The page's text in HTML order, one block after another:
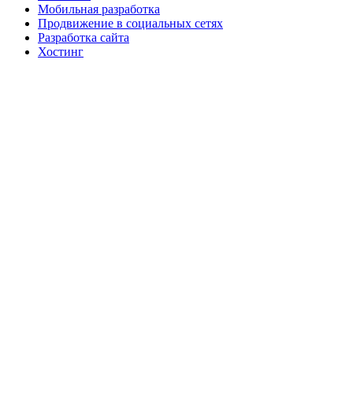
Мобильная разработка
Продвижение в социальных сетях
Разработка сайта
Хостинг